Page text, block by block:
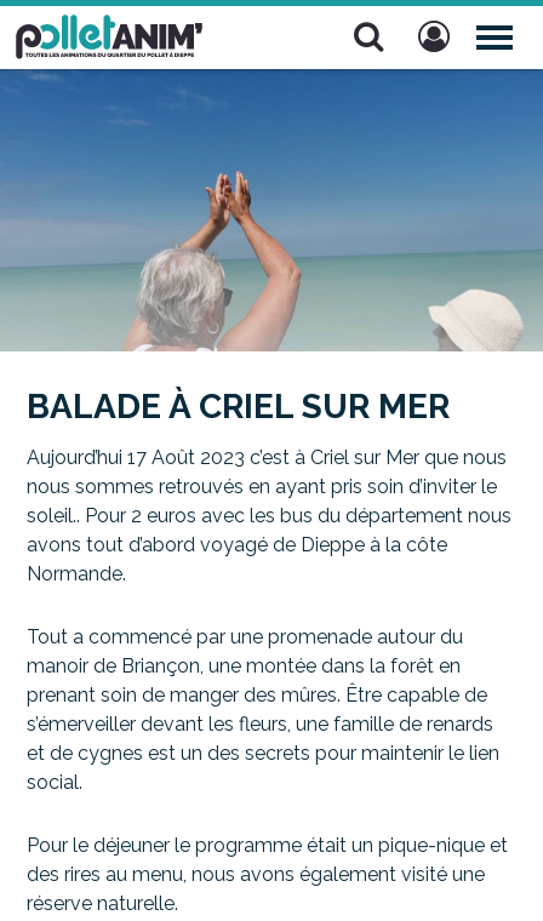
Pollet Anim'
BALADE À CRIEL SUR MER
Aujourd’hui 17 Août 2023 c’est à Criel sur Mer que nous
nous sommes retrouvés en ayant pris soin d’inviter le
soleil.. Pour 2 euros avec les bus du département nous
avons tout d’abord voyagé de Dieppe à la côte
Normande.
Tout a commencé par une promenade autour du
manoir de Briançon, une montée dans la forêt en
prenant soin de manger des mûres. Être capable de
s’émerveiller devant les fleurs, une famille de renards
et de cygnes est un des secrets pour maintenir le lien
social.
Pour le déjeuner le programme était un pique-nique et
des rires au menu, nous avons également visité une
réserve naturelle.